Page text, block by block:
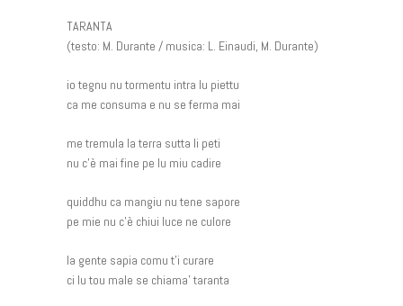
TARANTA
(testo: M. Durante / musica: L. Einaudi, M. Durante)
io tegnu nu tormentu intra lu piettu
ca me consuma e nu se ferma mai
me tremula la terra sutta li peti
nu c’è mai fine pe lu miu cadire
quiddhu ca mangiu nu tene sapore
pe mie nu c’è chiui luce ne culore
la gente sapia comu t’i curare
ci lu tou male se chiama’ taranta